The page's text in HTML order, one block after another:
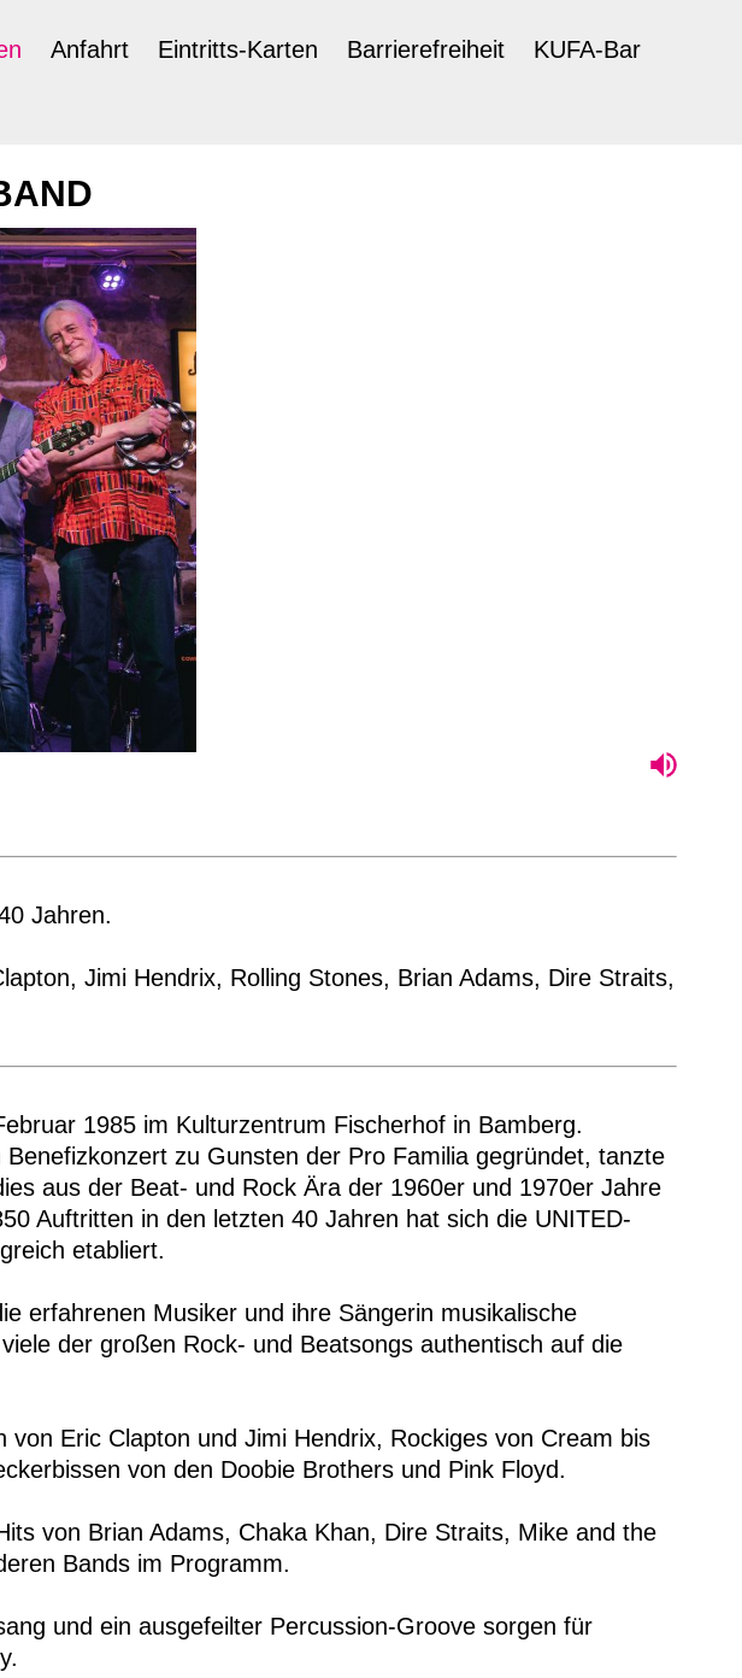
Anfahrt Eintritts-Karten Barrierefreiheit
KUFA-Bar
Jahren.
Jimi Hendrix, Rolling Stones, Brian Adams, Dire Straits,
1985 im Kulturzentrum Fischerhof in Bamberg.
Benefizkonzert zu Gunsten der Pro Familia gegründet, tanzte
aus der Beat- und Rock Ära der 1960er und 1970er Jahre
Auftritten in den letzten 40 Jahren hat sich die UNITED-
etabliert.
erfahrenen Musiker und ihre Sängerin musikalische
der großen Rock- und Beatsongs authentisch auf die
Eric Clapton und Jimi Hendrix, Rockiges von Cream bis
von den Doobie Brothers und Pink Floyd.
von Brian Adams, Chaka Khan, Dire Straits, Mike and the
Bands im Programm.
und ein ausgefeilter Percussion-Groove sorgen für